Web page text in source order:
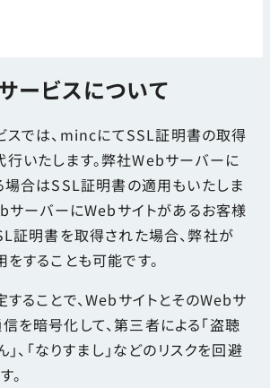
ービスについて
スでは、mincにてSSL証明書の取得
いたします。弊社Webサーバーに
場合はSSL証明書の適用もいたしま
サーバーにWebサイトがあるお客様
証明書を取得された場合、弊社が
することも可能です。
ることで、WebサイトとそのWebサ
を暗号化して、第三者による「盗聴
ん」、「なりすまし」などのリスクを回避
。